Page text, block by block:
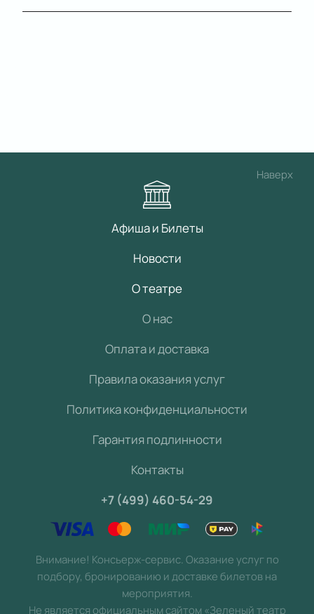
Наверх
Афиша и Билеты
Новости
О театре
О нас
Оплата и доставка
Правила оказания услуг
Политика конфиденциальности
Гарантия подлинности
Контакты
+7 (499) 460-54-29
Внимание! Консьерж-сервис. Оказание услуг по
подбору, бронированию и доставке билетов на
мероприятия.
Не является официальным сайтом «Зеленый театр